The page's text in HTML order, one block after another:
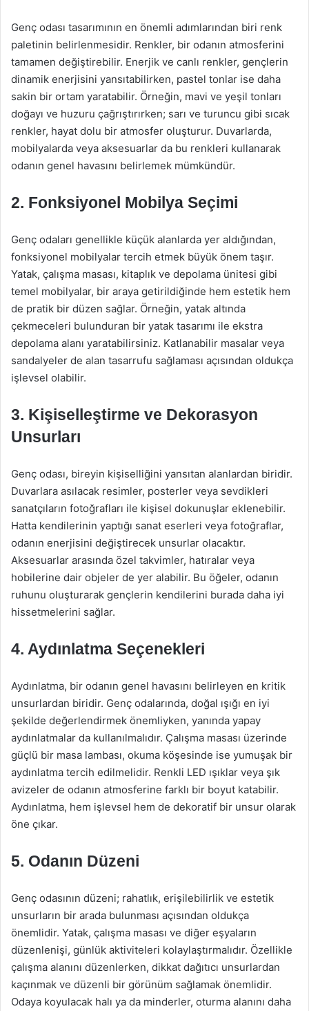
Genç odası tasarımının en önemli adımlarından biri renk
paletinin belirlenmesidir. Renkler, bir odanın atmosferini
tamamen değiştirebilir. Enerjik ve canlı renkler, gençlerin
dinamik enerjisini yansıtabilirken, pastel tonlar ise daha
sakin bir ortam yaratabilir. Örneğin, mavi ve yeşil tonları
doğayı ve huzuru çağrıştırırken; sarı ve turuncu gibi sıcak
renkler, hayat dolu bir atmosfer oluşturur. Duvarlarda,
mobilyalarda veya aksesuarlar da bu renkleri kullanarak
odanın genel havasını belirlemek mümkündür.
2. Fonksiyonel Mobilya Seçimi
Genç odaları genellikle küçük alanlarda yer aldığından,
fonksiyonel mobilyalar tercih etmek büyük önem taşır.
Yatak, çalışma masası, kitaplık ve depolama ünitesi gibi
temel mobilyalar, bir araya getirildiğinde hem estetik hem
de pratik bir düzen sağlar. Örneğin, yatak altında
çekmeceleri bulunduran bir yatak tasarımı ile ekstra
depolama alanı yaratabilirsiniz. Katlanabilir masalar veya
sandalyeler de alan tasarrufu sağlaması açısından oldukça
işlevsel olabilir.
3. Kişiselleştirme ve Dekorasyon
Unsurları
Genç odası, bireyin kişiselliğini yansıtan alanlardan biridir.
Duvarlara asılacak resimler, posterler veya sevdikleri
sanatçıların fotoğrafları ile kişisel dokunuşlar eklenebilir.
Hatta kendilerinin yaptığı sanat eserleri veya fotoğraflar,
odanın enerjisini değiştirecek unsurlar olacaktır.
Aksesuarlar arasında özel takvimler, hatıralar veya
hobilerine dair objeler de yer alabilir. Bu öğeler, odanın
ruhunu oluşturarak gençlerin kendilerini burada daha iyi
hissetmelerini sağlar.
4. Aydınlatma Seçenekleri
Aydınlatma, bir odanın genel havasını belirleyen en kritik
unsurlardan biridir. Genç odalarında, doğal ışığı en iyi
şekilde değerlendirmek önemliyken, yanında yapay
aydınlatmalar da kullanılmalıdır. Çalışma masası üzerinde
güçlü bir masa lambası, okuma köşesinde ise yumuşak bir
aydınlatma tercih edilmelidir. Renkli LED ışıklar veya şık
avizeler de odanın atmosferine farklı bir boyut katabilir.
Aydınlatma, hem işlevsel hem de dekoratif bir unsur olarak
öne çıkar.
5. Odanın Düzeni
Genç odasının düzeni; rahatlık, erişilebilirlik ve estetik
unsurların bir arada bulunması açısından oldukça
önemlidir. Yatak, çalışma masası ve diğer eşyaların
düzenlenişi, günlük aktiviteleri kolaylaştırmalıdır. Özellikle
çalışma alanını düzenlerken, dikkat dağıtıcı unsurlardan
kaçınmak ve düzenli bir görünüm sağlamak önemlidir.
Odaya koyulacak halı ya da minderler, oturma alanını daha